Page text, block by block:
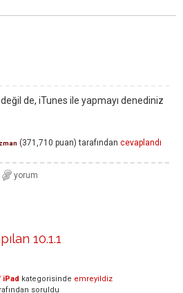
de, iTunes ile yapmayı denediniz
(371,710 puan) tarafından cevaplandı
10.1.1
iPad kategorisinde emreyildiz
soruldu